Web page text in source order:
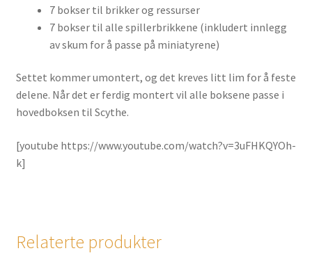
7 bokser til brikker og ressurser
7 bokser til alle spillerbrikkene (inkludert innlegg
av skum for å passe på miniatyrene)
Settet kommer umontert, og det kreves litt lim for å feste
delene. Når det er ferdig montert vil alle boksene passe i
hovedboksen til Scythe.
[youtube https://www.youtube.com/watch?v=3uFHKQYOh-
k]
Relaterte produkter